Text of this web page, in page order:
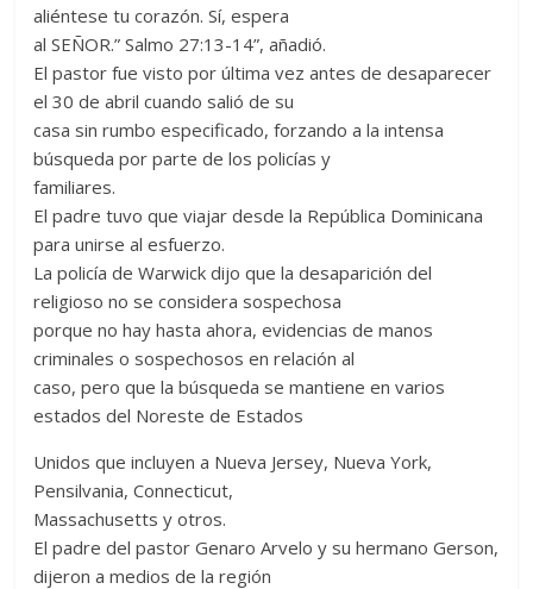
aliéntese tu corazón. Sí, espera
al SEÑOR.” Salmo‬ ‭27:13-14”, añadió.
El pastor fue visto por última vez antes de desaparecer
el 30 de abril cuando salió de su
casa sin rumbo especificado, forzando a la intensa
búsqueda por parte de los policías y
familiares.
El padre tuvo que viajar desde la República Dominicana
para unirse al esfuerzo.
La policía de Warwick dijo que la desaparición del
religioso no se considera sospechosa
porque no hay hasta ahora, evidencias de manos
criminales o sospechosos en relación al
caso, pero que la búsqueda se mantiene en varios
estados del Noreste de Estados
Unidos que incluyen a Nueva Jersey, Nueva York,
Pensilvania, Connecticut,
Massachusetts y otros.
El padre del pastor Genaro Arvelo y su hermano Gerson,
dijeron a medios de la región